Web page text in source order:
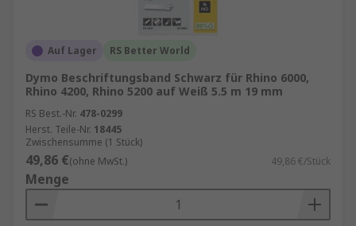
Auf Lager RS Better World
Dymo Beschriftungsband Schwarz für Rhino 6000,
Rhino 4200, Rhino 5200 auf Weiß 5.5 m 19 mm
RS Best.-Nr. 478-0299
Herst. Teile-Nr. 18445
Zwischensumme (1 Stück)
49,86 €(ohne MwSt.) 49,86 €/Stück
Menge